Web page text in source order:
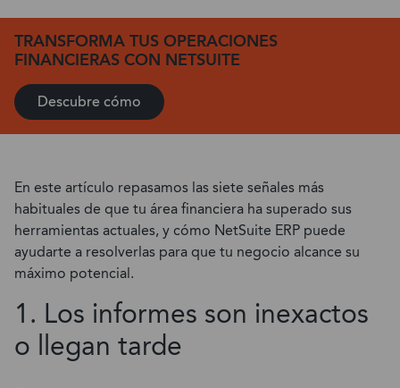
TRANSFORMA TUS OPERACIONES
FINANCIERAS CON NETSUITE
Descubre cómo
En este artículo repasamos las siete señales más
habituales de que tu área financiera ha superado sus
herramientas actuales, y cómo NetSuite ERP puede
ayudarte a resolverlas para que tu negocio alcance su
máximo potencial.
1. Los informes son inexactos
o llegan tarde